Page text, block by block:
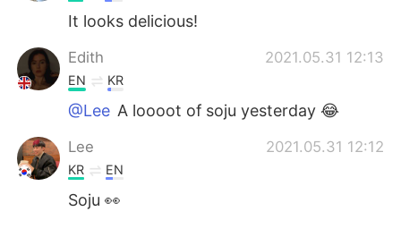
It looks delicious!
Edith 2021.05.31 12:13
EN KR
@Lee A loooot of soju yesterday 😂
Lee 2021.05.31 12:12
KR EN
Soju 👀